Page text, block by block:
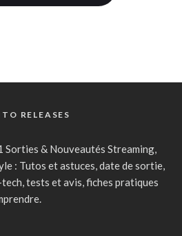
RELEASES
& Nouveautés Streaming,
: Tutos et astuces, date de sortie,
tests et avis, fiches pratiques